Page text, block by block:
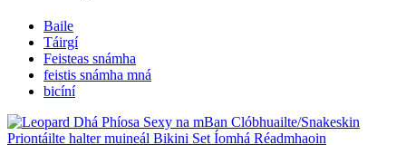
Baile
Táirgí
Feisteas snámha
feistis snámha mná
bicíní